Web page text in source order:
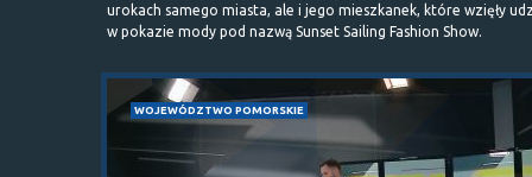
urokach samego miasta, ale i jego mieszkanek, które wzięły
w pokazie mody pod nazwą Sunset Sailing Fashion Show.
WOJEWÓDZTWO POMORSKIE